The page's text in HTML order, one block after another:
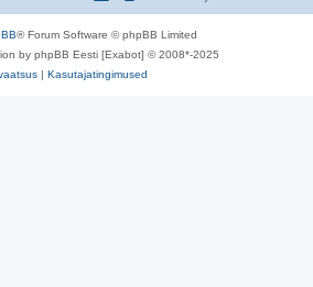
® Forum Software © phpBB Limited
by phpBB Eesti [Exabot] © 2008*-2025
| Kasutajatingimused